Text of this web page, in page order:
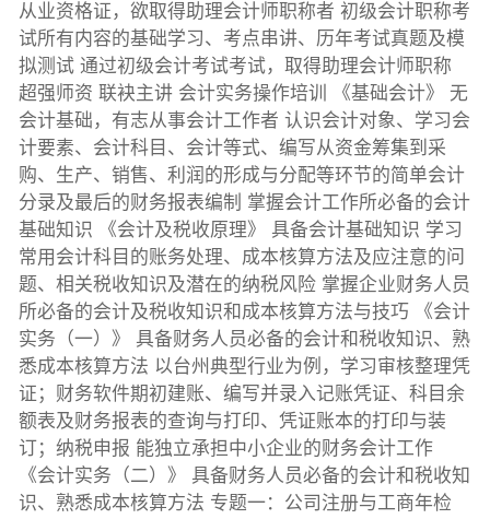
从业资格证，欲取得助理会计师职称者 初级会计职称考
试所有内容的基础学习、考点串讲、历年考试真题及模
拟测试 通过初级会计考试考试，取得助理会计师职称
超强师资 联袂主讲 会计实务操作培训 《基础会计》 无
会计基础，有志从事会计工作者 认识会计对象、学习会
计要素、会计科目、会计等式、编写从资金筹集到采
购、生产、销售、利润的形成与分配等环节的简单会计
分录及最后的财务报表编制 掌握会计工作所必备的会计
基础知识 《会计及税收原理》 具备会计基础知识 学习
常用会计科目的账务处理、成本核算方法及应注意的问
题、相关税收知识及潜在的纳税风险 掌握企业财务人员
所必备的会计及税收知识和成本核算方法与技巧 《会计
实务（一）》 具备财务人员必备的会计和税收知识、熟
悉成本核算方法 以台州典型行业为例，学习审核整理凭
证；财务软件期初建账、编写并录入记账凭证、科目余
额表及财务报表的查询与打印、凭证账本的打印与装
订；纳税申报 能独立承担中小企业的财务会计工作
《会计实务（二）》 具备财务人员必备的会计和税收知
识、熟悉成本核算方法 专题一：公司注册与工商年检